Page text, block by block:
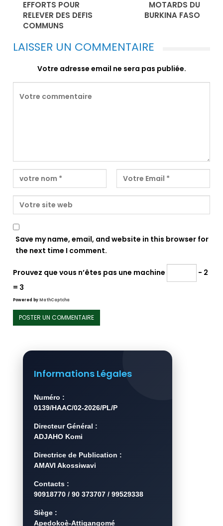
EFFORTS POUR
RELEVER DES DEFIS
COMMUNS
MOTARDS DU
BURKINA FASO
LAISSER UN COMMENTAIRE
Votre adresse email ne sera pas publiée.
Save my name, email, and website in this browser for
the next time I comment.
Prouvez que vous n’êtes pas une machine
− 2
= 3
Powered byMathCaptcha
Informations Légales
Numéro :
0139/HAAC/02-2026/PL/P
Directeur Général :
ADJAHO Komi
Directrice de Publication :
AMAVI Akossiwavi
Contacts :
90918770 / 90 373707 / 99529338
Siège :
Apedokoè-Attigangomé